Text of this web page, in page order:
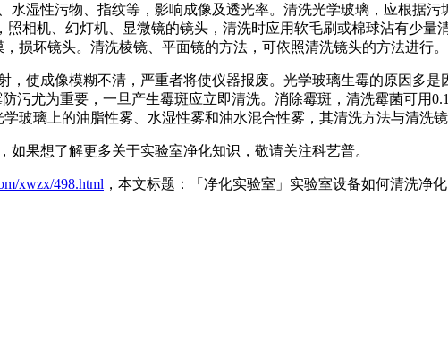
湿性污物、指纹等，影响成像及透光率。清洗光学玻璃，应根据
相机、幻灯机、显微镜的镜头，清洗时应用软毛刷或棉球沾有少量
损坏镜头。清洗棱镜、平面镜的方法，可依照清洗镜头的方法进行。
使成像模糊不清，严重者将使仪器报废。光学玻璃生霉的原因多是
污尤为重要，一旦产生霉斑应立即清洗。消除霉斑，清洗霉菌可用
璃上的油脂性雾、水湿性雾和油水混合性雾，其清洗方法与清洗镜
如果想了解更多关于实验室净化知识，敬请关注科艺普。
xwzx/498.html ，本文标题：「净化实验室」实验室设备如何清洗净